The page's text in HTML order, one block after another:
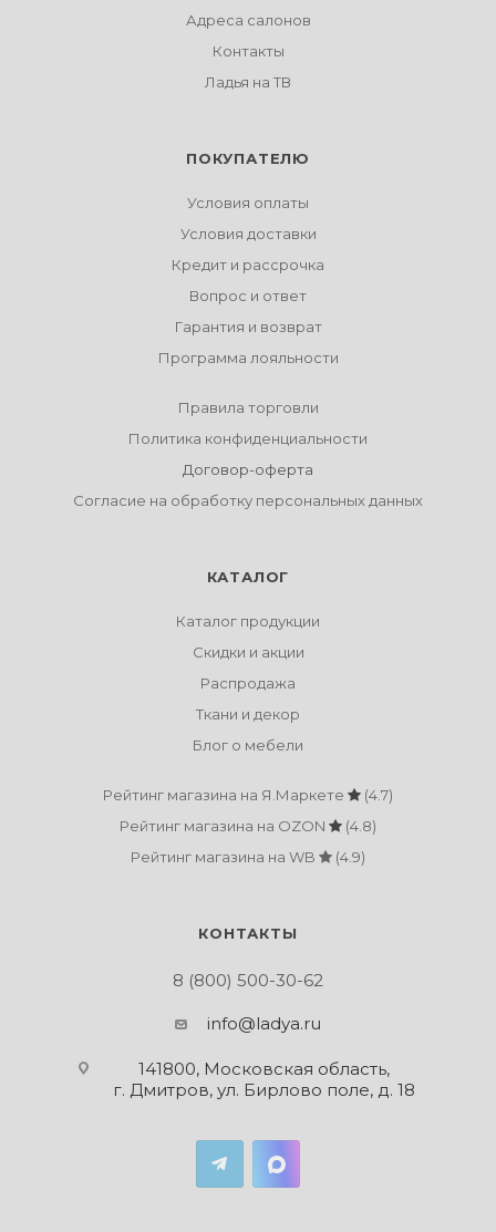
Адреса салонов
Контакты
Ладья на ТВ
ПОКУПАТЕЛЮ
Условия оплаты
Условия доставки
Кредит и рассрочка
Вопрос и ответ
Гарантия и возврат
Программа лояльности
Правила торговли
Политика конфиденциальности
Договор-оферта
Согласие на обработку персональных данных
КАТАЛОГ
Каталог продукции
Скидки и акции
Распродажа
Ткани и декор
Блог о мебели
Рейтинг магазина на Я.Маркете
(4.7)
Рейтинг магазина на OZON
(4.8)
Рейтинг магазина на WB
(4.9)
КОНТАКТЫ
8 (800) 500-30-62
info@ladya.ru
141800, Московская область,
г. Дмитров, ул. Бирлово поле, д. 18